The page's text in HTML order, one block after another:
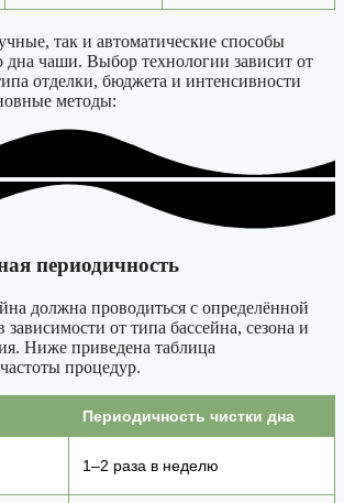
так и автоматические способы
дна чаши. Выбор технологии зависит от
отделки, бюджета и интенсивности
методы:
периодичность
должна проводиться с определённой
от типа бассейна, сезона и
Ниже приведена таблица
процедур.
Периодичность чистки дна
1–2 раза в неделю